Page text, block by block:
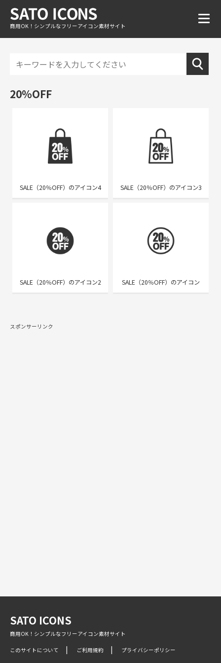
商用OK！シンプルなフリーアイコン素材サイト
20%OFF
SALE（20％OFF）のアイコン4 SALE（20％OFF）のアイコン3
SALE（20％OFF）のアイコン2 SALE（20％OFF）のアイコン
スポンサーリンク
SATO ICONS
商用OK！シンプルなフリーアイコン素材サイト
このサイトについて ご利用規約 プライバシーポリシー